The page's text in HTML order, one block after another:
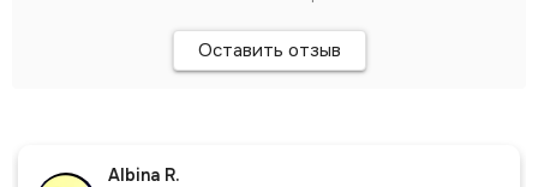
Оставить отзыв
Albina R.